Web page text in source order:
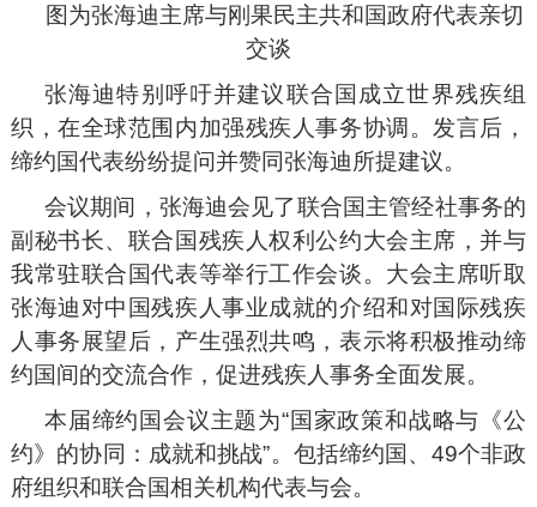
图为张海迪主席与刚果民主共和国政府代表亲切
交谈
张海迪特别呼吁并建议联合国成立世界残疾组
织，在全球范围内加强残疾人事务协调。发言后，
缔约国代表纷纷提问并赞同张海迪所提建议。
会议期间，张海迪会见了联合国主管经社事务的
副秘书长、联合国残疾人权利公约大会主席，并与
我常驻联合国代表等举行工作会谈。大会主席听取
张海迪对中国残疾人事业成就的介绍和对国际残疾
人事务展望后，产生强烈共鸣，表示将积极推动缔
约国间的交流合作，促进残疾人事务全面发展。
本届缔约国会议主题为“国家政策和战略与《公
约》的协同：成就和挑战”。包括缔约国、49个非政
府组织和联合国相关机构代表与会。